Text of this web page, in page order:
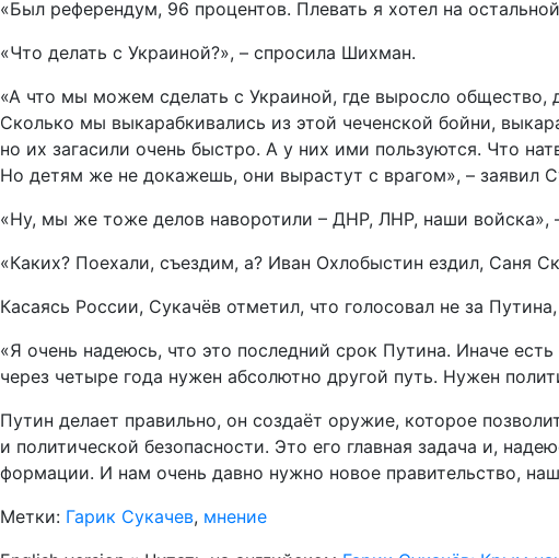
«Был референдум, 96 процентов. Плевать я хотел на
«Что делать с Украиной?», – спросила Шихман.
«А что мы можем сделать с Украиной, где выросло общество,
Сколько мы выкарабкивались из этой чеченской бойни,
но их загасили очень быстро. А у них ими пользуются. Что
Но детям же не докажешь, они вырастут с врагом», – заявил
«Ну, мы же тоже делов наворотили – ДНР, ЛНР, наши войска»,
«Каких? Поехали, съездим, а? Иван Охлобыстин ездил, Саня
Касаясь России, Сукачёв отметил, что голосовал не за
«Я очень надеюсь, что это последний срок Путина. Иначе
через четыре года нужен абсолютно другой путь. Нужен
Путин делает правильно, он создаёт оружие, которое
и политической безопасности. Это его главная задача и,
формации. И нам очень давно нужно новое правительство,
Метки: Гарик Сукачев, мнение